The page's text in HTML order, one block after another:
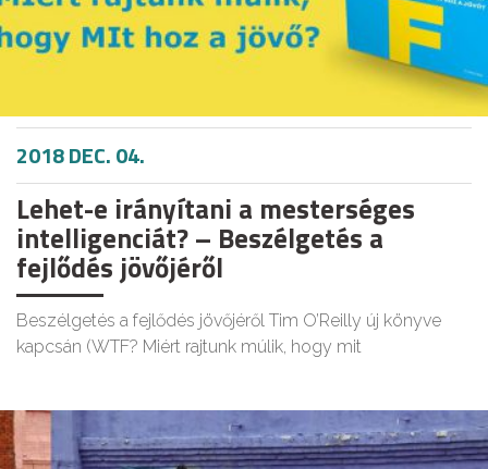
2018 DEC. 04.
Lehet-e irányítani a mesterséges
intelligenciát? – Beszélgetés a
fejlődés jövőjéről
Beszélgetés a fejlődés jövőjéről Tim O’Reilly új könyve
kapcsán (WTF? Miért rajtunk múlik, hogy mit